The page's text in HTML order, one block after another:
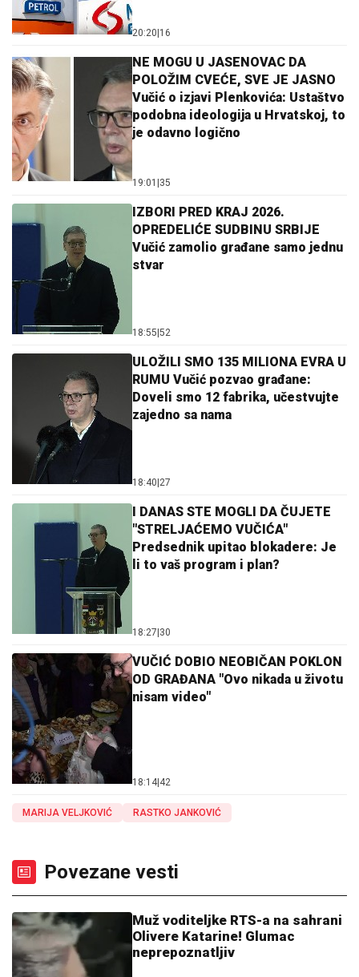
20:20 16
NE MOGU U JASENOVAC DA
POLOŽIM CVEĆE, SVE JE JASNO
Vučić o izjavi Plenkovića: Ustaštvo
podobna ideologija u Hrvatskoj, to
je odavno logično
19:01 35
IZBORI PRED KRAJ 2026.
OPREDELIĆE SUDBINU SRBIJE
Vučić zamolio građane samo jednu
stvar
18:55 52
ULOŽILI SMO 135 MILIONA EVRA U
RUMU Vučić pozvao građane:
Doveli smo 12 fabrika, učestvujte
zajedno sa nama
18:40 27
I DANAS STE MOGLI DA ČUJETE
"STRELJAĆEMO VUČIĆA"
Predsednik upitao blokadere: Je
li to vaš program i plan?
18:27 30
VUČIĆ DOBIO NEOBIČAN POKLON
OD GRAĐANA "Ovo nikada u životu
nisam video"
18:14 42
MARIJA VELJKOVIĆ RASTKO JANKOVIĆ
Povezane vesti
Muž voditeljke RTS-a na sahrani
Olivere Katarine! Glumac
neprepoznatljiv